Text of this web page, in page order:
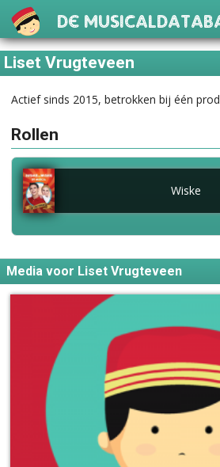
De
Liset Vrugteveen
Actief sinds 2015, betrokken bij één
Rollen
Wiske
Media voor Liset Vrugteveen